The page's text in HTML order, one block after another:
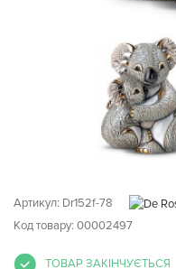
Артикул: Dr152f-78
Код товару: 00002497
ТОВАР ЗАКІНЧУЄТЬСЯ